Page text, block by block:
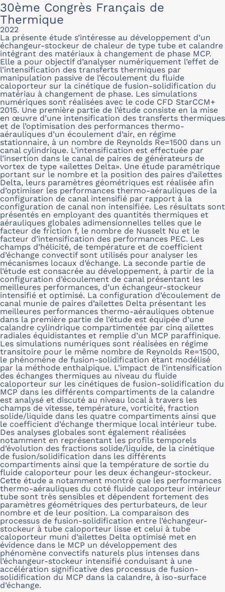
30ème Congrès Français de
Thermique
2022
La présente étude s’intéresse au développement d’un
échangeur-stockeur de chaleur de type tube et calandre
intégrant des matériaux à changement de phase MCP.
Elle a pour objectif d’analyser numériquement l’effet de
l’intensification des transferts thermiques par
manipulation passive de l’écoulement du fluide
caloporteur sur la cinétique de fusion-solidification du
matériau à changement de phase. Les simulations
numériques sont réalisées avec le code CFD StarCCM+
2015. Une première partie de l’étude consiste en la mise
en œuvre d’une intensification des transferts thermiques
et de l’optimisation des performances thermo-
aérauliques d’un écoulement d’air, en régime
stationnaire, à un nombre de Reynolds Re=1500 dans un
canal cylindrique. L’intensification est effectuée par
l’insertion dans le canal de paires de générateurs de
vortex de type «ailettes Delta». Une étude paramétrique
portant sur le nombre et la position des paires d’ailettes
Delta, leurs paramètres géométriques est réalisée afin
d’optimiser les performances thermo-aérauliques de la
configuration de canal intensifié par rapport à la
configuration de canal non intensifiée. Les résultats sont
présentés en employant des quantités thermiques et
aérauliques globales adimensionnelles telles que le
facteur de friction f, le nombre de Nusselt Nu et le
facteur d’intensification des performances PEC. Les
champs d’hélicité, de température et de coefficient
d’échange convectif sont utilisés pour analyser les
mécanismes locaux d’échange. La seconde partie de
l’étude est consacrée au développement, à partir de la
configuration d’écoulement de canal présentant les
meilleures performances, d’un échangeur-stockeur
intensifié et optimisé. La configuration d’écoulement de
canal munie de paires d’ailettes Delta présentant les
meilleures performances thermo-aérauliques obtenue
dans la première partie de l’étude est équipée d’une
calandre cylindrique compartimentée par cinq ailettes
radiales équidistantes et remplie d’un MCP paraffinique.
Les simulations numériques sont réalisées en régime
transitoire pour le même nombre de Reynolds Re=1500,
le phénomène de fusion-solidification étant modélisé
par la méthode enthalpique. L’impact de l’intensification
des échanges thermiques au niveau du fluide
caloporteur sur les cinétiques de fusion-solidification du
MCP dans les différents compartiments de la calandre
est analysé et discuté au niveau local à travers les
champs de vitesse, température, vorticité, fraction
solide/liquide dans les quatre compartiments ainsi que
le coefficient d’échange thermique local intérieur tube.
Des analyses globales sont également réalisées
notamment en représentant les profils temporels
d’évolution des fractions solide/liquide, de la cinétique
de fusion/solidification dans les différents
compartiments ainsi que la température de sortie du
fluide caloporteur pour les deux échangeur-stockeur.
Cette étude a notamment montré que les performances
thermo-aérauliques du coté fluide caloporteur intérieur
tube sont très sensibles et dépendent fortement des
paramètres géométriques des perturbateurs, de leur
nombre et de leur position. La comparaison des
processus de fusion-solidification entre l’échangeur-
stockeur à tube caloporteur lisse et celui à tube
caloporteur muni d’ailettes Delta optimisé met en
évidence dans le MCP un développement des
phénomène convectifs naturels plus intenses dans
l’échangeur-stockeur intensifié conduisant à une
accélération significative des processus de fusion-
solidification du MCP dans la calandre, à iso-surface
d’échange.